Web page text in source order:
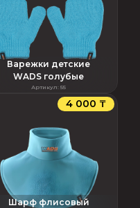
Варежки детские
WADS голубые
Артикул: 55
4 000 ₸
Шарф флисовый